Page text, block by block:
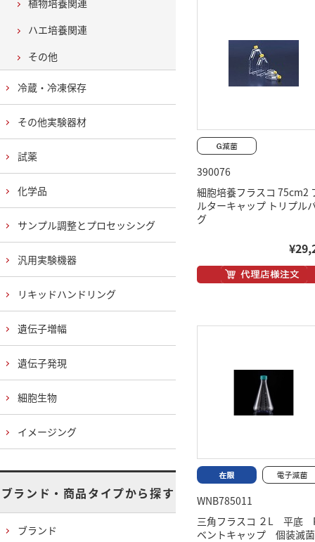
390076
細胞培養フラスコ 75cm2
ルターキャップ トリプル
グ
WNB785011
三角フラスコ ２L 平底
ベントキャップ 個装滅菌
植物培養関連
ハエ培養関連
その他
冷蔵・冷凍保存
その他実験器材
試薬
化学品
サンプル調整とプロセッシング
汎用実験機器
リキッドハンドリング
遺伝子増幅
遺伝子発現
細胞生物
イメージング
ブランド・商品タイプから探す
ブランド